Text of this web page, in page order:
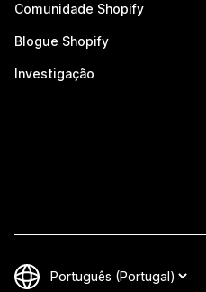
Comunidade Shopify
Blogue Shopify
Investigação